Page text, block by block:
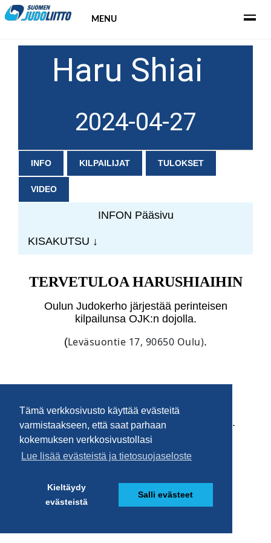
Tämä verkkosivusto käyttää evästeitä
varmistaakseen, että saat parhaan
kokemuksen verkkosivustollasi
Lue lisää evästeistä ja tietosuojaseloste
Kieltäydy
evästeistä
Salli evästeet
MENU
Haru Shiai
2024-04-27
INFO KILPAILIJAT TULOKSET
VIDEO
INFON Pääsivu
KISAKUTSU ↓